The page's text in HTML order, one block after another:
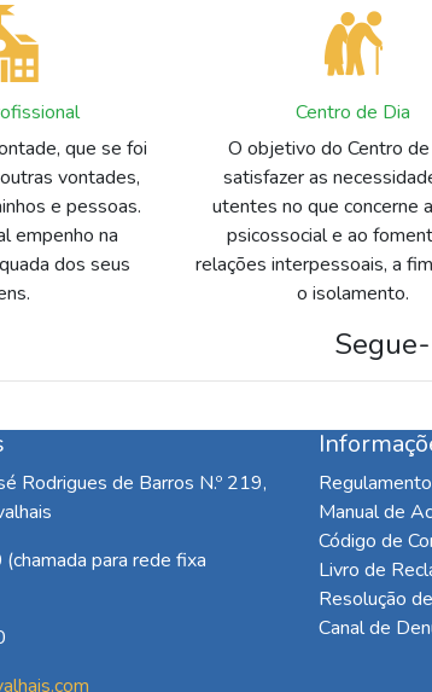
que se foi
vontades,
e pessoas.
empenho na
dos seus
Centro de Dia
O objetivo do Centro
satisfazer as
utentes no que concerne
psicossocial e ao
relações interpessoais, a
o isolamento.
Rodrigues de Barros N.º 219,
para rede fixa
Manual de
Código de
Livro de
Resolução
Canal de